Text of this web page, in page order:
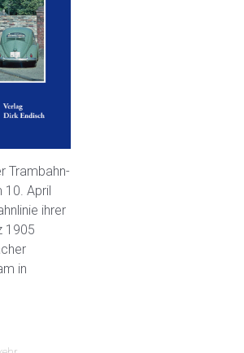
Trambahn-
10. April
ihrer
1905
in